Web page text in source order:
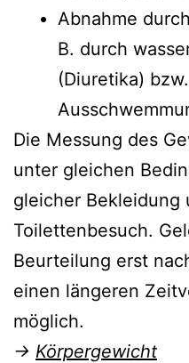
Abnahme
B. durch
(Diuretika)
Die Messung des
unter gleichen
gleicher Bekleidung
Toilettenbesuch.
Beurteilung erst
einen längeren
möglich.
→ Körpergewicht